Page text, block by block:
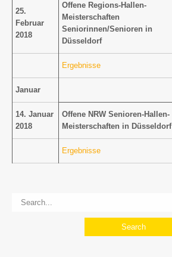
25.
Februar
2018
Offene Regions-Hallen-
Meisterschaften
Seniorinnen/Senioren in
Düsseldorf
Ergebnisse
Januar
14. Januar
2018
Offene NRW Senioren-Hallen-
Meisterschaften in Düsseldorf
Ergebnisse